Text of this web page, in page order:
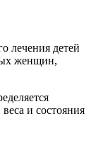
лечения детей
женщин,
и состояния